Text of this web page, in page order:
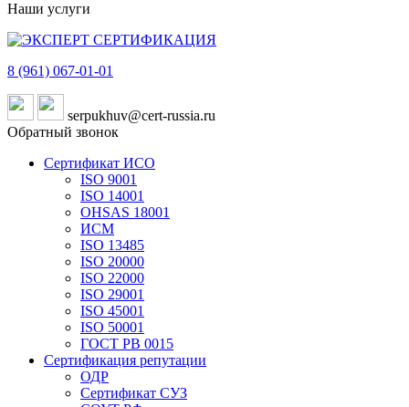
Наши услуги
8 (961) 067-01-01
serpukhuv@cert-russia.ru
Обратный звонок
Сертификат ИСО
ISO 9001
ISO 14001
OHSAS 18001
ИСМ
ISO 13485
ISO 20000
ISO 22000
ISO 29001
ISO 45001
ISO 50001
ГОСТ РВ 0015
Сертификация репутации
ОДР
Сертификат СУЗ